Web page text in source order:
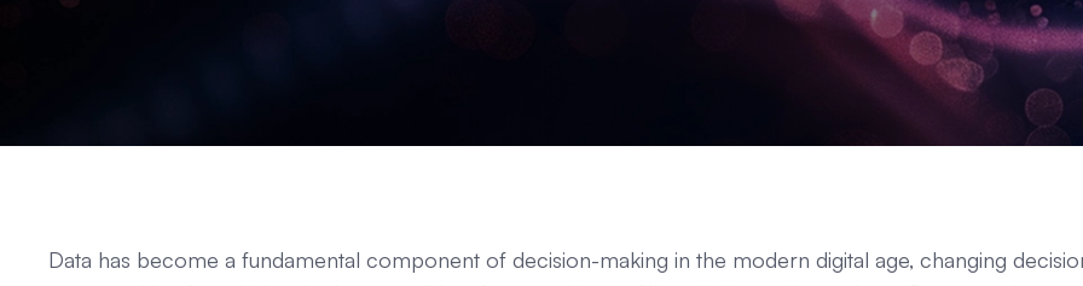
Data has become a fundamental component of decision-making in the modern digital age, changing